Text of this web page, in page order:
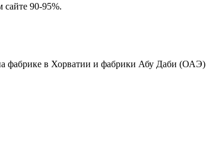
сайте 90-95%.
фабрике в Хорватии и фабрики Абу Даби (ОАЭ)